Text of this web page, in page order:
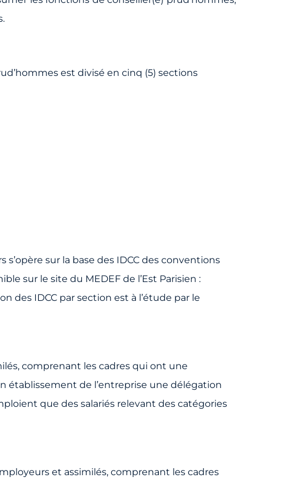
est divisé en cinq (5) sections
sur la base des IDCC des conventions
sur le site du MEDEF de l’Est Parisien :
des IDCC par section est à l’étude par le
comprenant les cadres qui ont une
établissement de l’entreprise une délégation
que des salariés relevant des catégories
et assimilés, comprenant les cadres